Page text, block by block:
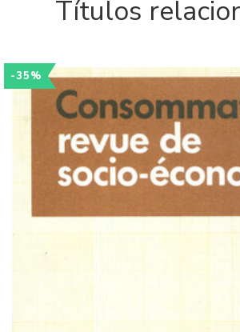
Títulos
-35%